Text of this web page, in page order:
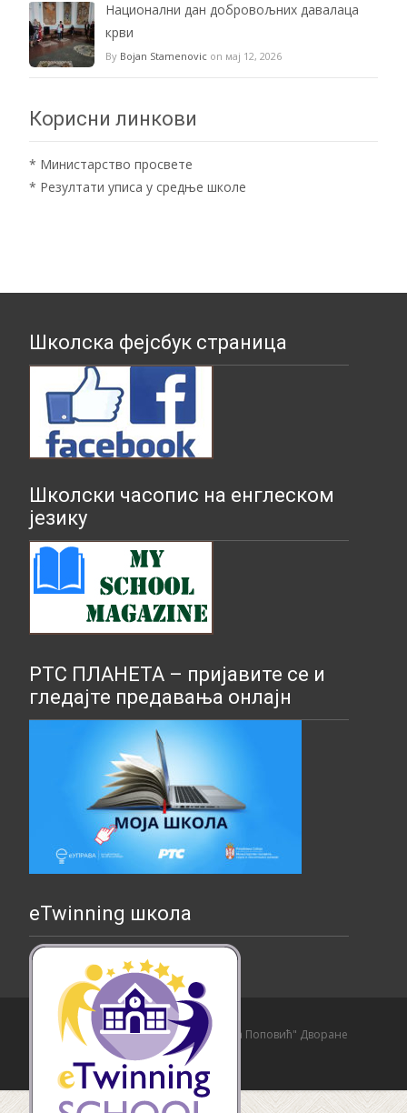
Национални дан добровољних давалаца
крви
By Bojan Stamenovic on мај 12, 2026
Корисни линкови
* Министарство просвете
* Резултати уписа у средње школе
Школска фејсбук страница
Школски часопис на енглеском
језику
РТС ПЛАНЕТА – пријавите се и
гледајте предавања онлајн
eTwinning школа
Copyright © Основна школа "Страхиња Поповић" Дворане
Izrada sajta i hosting:
Hosting-Srbija